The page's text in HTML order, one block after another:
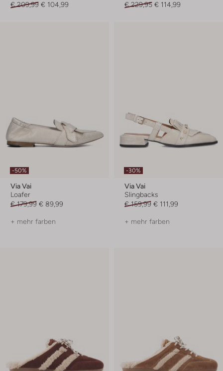
€ 209,99 € 104,99
€ 229,95 € 114,99
-50%
Via Vai
Loafer
€ 179,99 € 89,99
+ mehr farben
-30%
Via Vai
Slingbacks
€ 159,99 € 111,99
+ mehr farben